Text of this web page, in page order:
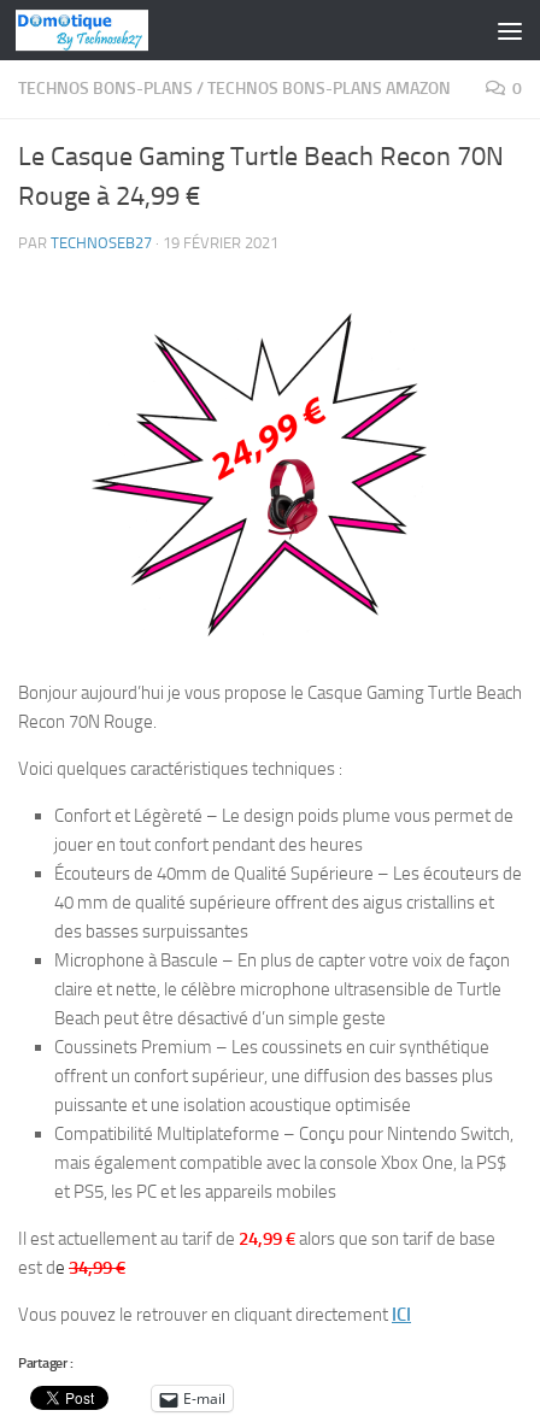
Skip to content
TECHNOS BONS-PLANS /TECHNOS BONS-PLANS AMAZON 0
Le Casque Gaming Turtle Beach Recon 70N
Rouge à 24,99 €
PAR TECHNOSEB27 · 19 FÉVRIER 2021
Bonjour aujourd’hui je vous propose le Casque Gaming Turtle Beach
Recon 70N Rouge.
Voici quelques caractéristiques techniques :
Confort et Légèreté – Le design poids plume vous permet de
jouer en tout confort pendant des heures
Écouteurs de 40mm de Qualité Supérieure – Les écouteurs de
40 mm de qualité supérieure offrent des aigus cristallins et
des basses surpuissantes
Microphone à Bascule – En plus de capter votre voix de façon
claire et nette, le célèbre microphone ultrasensible de Turtle
Beach peut être désactivé d’un simple geste
Coussinets Premium – Les coussinets en cuir synthétique
offrent un confort supérieur, une diffusion des basses plus
puissante et une isolation acoustique optimisée
Compatibilité Multiplateforme – Conçu pour Nintendo Switch,
mais également compatible avec la console Xbox One, la PS$
et PS5, les PC et les appareils mobiles
Il est actuellement au tarif de 24,99 €alors que son tarif de base
est de 34,99 €
Vous pouvez le retrouver en cliquant directement ICI
Partager :
E-mail